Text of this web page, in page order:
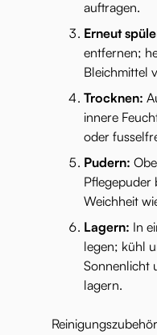
auftragen.
Erneut
entfernen;
Bleichmittel
Trocknen:
innere
oder
Pudern:
Pflegepuder
Weichheit
Lagern: In
legen; kühl
Sonnenlicht
lagern.